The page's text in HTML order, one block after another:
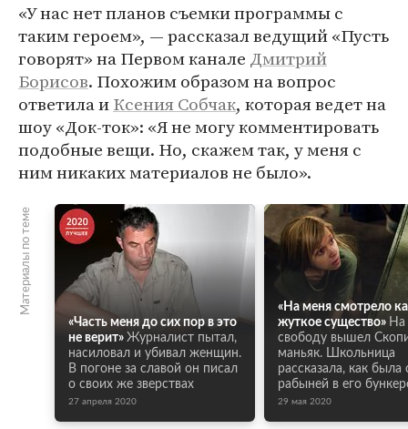
«У нас нет планов съемки программы с
таким героем», — рассказал ведущий «Пусть
говорят» на Первом канале Дмитрий
Борисов. Похожим образом на вопрос
ответила иКсения Собчак, которая ведет на
шоу «Док-ток»: «Я не могу комментировать
подобные вещи. Но, скажем так, у меня с
ним никаких материалов не было».
Материалы по теме
«Часть меня до сих пор в это
не верит» Журналист пытал,
насиловал и убивал женщин.
В погоне за славой он писал
о своих же зверствах
27 апреля 2020
«На меня смотрело
жуткое существо» На
свободу вышел
маньяк. Школьница
рассказала, как была
рабыней в его
29 мая 2020